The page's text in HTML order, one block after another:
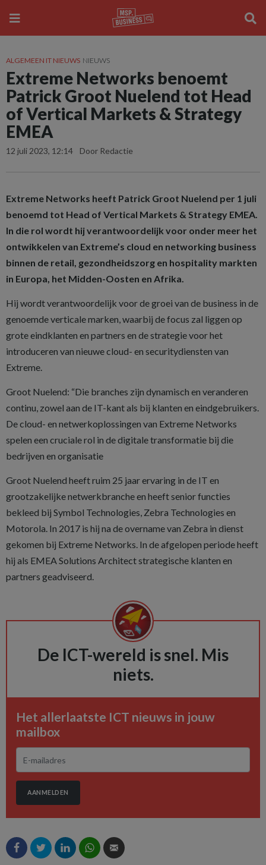
ALGEMEEN IT NIEUWS NIEUWS
Extreme Networks benoemt
Patrick Groot Nuelend tot Head
of Vertical Markets & Strategy
EMEA
12 juli 2023, 12:14 Door Redactie
Extreme Networks heeft Patrick Groot Nuelend per 1 juli
benoemd tot Head of Vertical Markets & Strategy EMEA.
In die rol wordt hij verantwoordelijk voor onder meer het
ontwikkelen van Extreme’s cloud en networking business
binnen de retail, gezondheidszorg en hospitality markten
in Europa, het Midden-Oosten en Afrika.
Hij wordt verantwoordelijk voor de groei van de business in de
genoemde verticale marken, waarbij de focus zal liggen op
grote eindklanten en partners en de strategie voor het
introduceren van nieuwe cloud- en securitydiensten van
Extreme.
Groot Nuelend: “Die branches zijn dynamisch en veranderen
continu, zowel aan de IT-kant als bij klanten en eindgebruikers.
De cloud- en netwerkoplossingen van Extreme Networks
spelen een cruciale rol in de digitale transformatie bij die
bedrijven en organisatie
Groot Nuelend heeft ruim 25 jaar ervaring in de IT en
grootzakelijke netwerkbranche en heeft senior functies
bekleed bij Symbol Technologies, Zebra Technologies en
Motorola. In 2017 is hij na de overname van Zebra in dienst
gekomen bij Extreme Networks. In de afgelopen periode heeft
hij als EMEA Solutions Architect strategische klanten en
partners geadviseerd.
De ICT-wereld is snel. Mis
niets.
Het allerlaatste ICT nieuws in jouw
mailbox
AANMELDEN